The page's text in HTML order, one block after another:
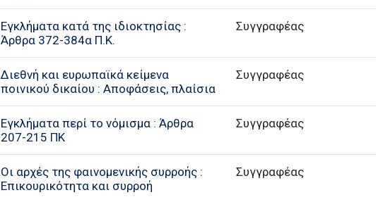
Εγκλήματα κατά της ιδιοκτησίας :
Άρθρα 372-384α Π.Κ.
Συγγραφέας
Διεθνή και ευρωπαϊκά κείμενα
ποινικού δικαίου : Αποφάσεις, πλαίσια
Συγγραφέας
Εγκλήματα περί το νόμισμα : Άρθρα
207-215 ΠΚ
Συγγραφέας
Οι αρχές της φαινομενικής συρροής :
Επικουρικότητα και συρροή
Συγγραφέας